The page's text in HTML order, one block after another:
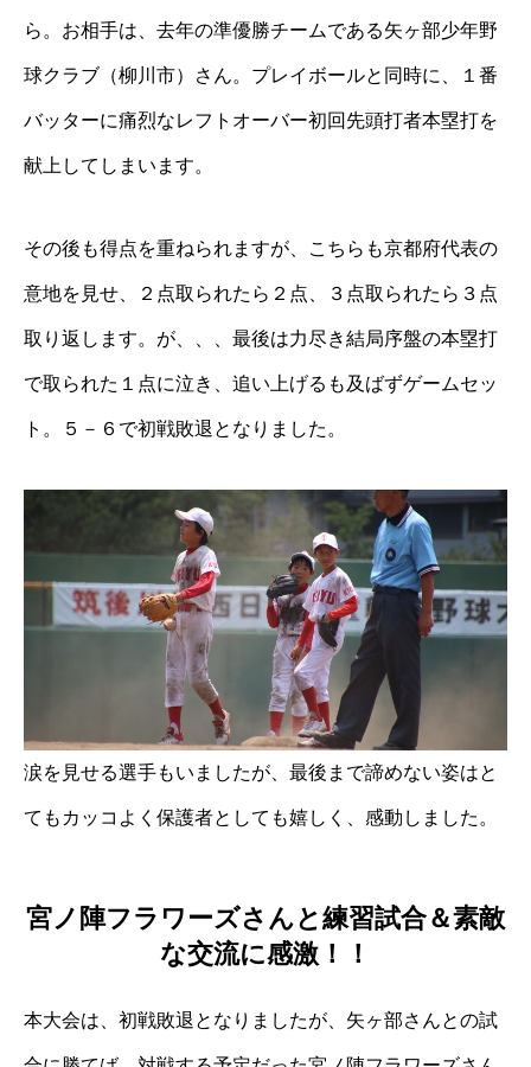
ら。お相手は、去年の準優勝チームである矢ヶ部少年野
球クラブ（柳川市）さん。プレイボールと同時に、１番
バッターに痛烈なレフトオーバー初回先頭打者本塁打を
献上してしまいます。
その後も得点を重ねられますが、こちらも京都府代表の
意地を見せ、２点取られたら２点、３点取られたら３点
取り返します。が、、、最後は力尽き結局序盤の本塁打
で取られた１点に泣き、追い上げるも及ばずゲームセッ
ト。５－６で初戦敗退となりました。
涙を見せる選手もいましたが、最後まで諦めない姿はと
てもカッコよく保護者としても嬉しく、感動しました。
宮ノ陣フラワーズさんと練習試合＆素敵
な交流に感激！！
本大会は、初戦敗退となりましたが、矢ヶ部さんとの試